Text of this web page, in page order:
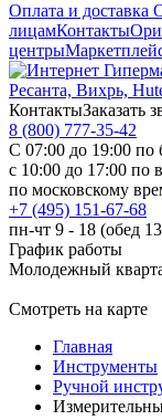
Оплата и доставка
лицамКонтакты
центры
Ресанта, Вихрь,
КонтактыЗаказать
8 (800) 777-35-42
С 07:00 до 19:00 по
с 10:00 до 17:00 по
по московскому
+7 (495) 151-67-68
пн-чт 9 - 18 (обед
График работы
Молодежный
Смотреть на карте
Главная
Инструменты
Ручной